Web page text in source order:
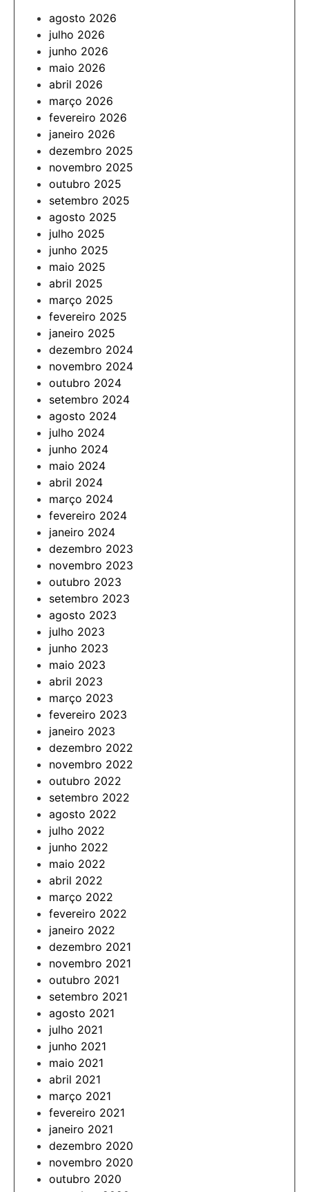
agosto 2026
julho 2026
junho 2026
maio 2026
abril 2026
março 2026
fevereiro 2026
janeiro 2026
dezembro 2025
novembro 2025
outubro 2025
setembro 2025
agosto 2025
julho 2025
junho 2025
maio 2025
abril 2025
março 2025
fevereiro 2025
janeiro 2025
dezembro 2024
novembro 2024
outubro 2024
setembro 2024
agosto 2024
julho 2024
junho 2024
maio 2024
abril 2024
março 2024
fevereiro 2024
janeiro 2024
dezembro 2023
novembro 2023
outubro 2023
setembro 2023
agosto 2023
julho 2023
junho 2023
maio 2023
abril 2023
março 2023
fevereiro 2023
janeiro 2023
dezembro 2022
novembro 2022
outubro 2022
setembro 2022
agosto 2022
julho 2022
junho 2022
maio 2022
abril 2022
março 2022
fevereiro 2022
janeiro 2022
dezembro 2021
novembro 2021
outubro 2021
setembro 2021
agosto 2021
julho 2021
junho 2021
maio 2021
abril 2021
março 2021
fevereiro 2021
janeiro 2021
dezembro 2020
novembro 2020
outubro 2020